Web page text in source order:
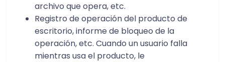
archivo que opera, etc.
Registro de operación del producto de
escritorio, informe de bloqueo de la
operación, etc. Cuando un usuario falla
mientras usa el producto, le